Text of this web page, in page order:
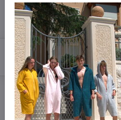
7 dní
3,99 €
Pridať k Obľúbeným
Výrobca:MiniPlanet